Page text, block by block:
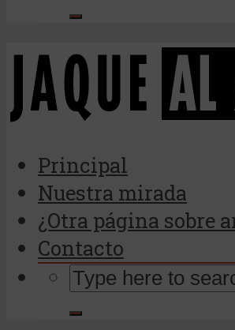
Principal
Nuestra mirada
¿Otra página sobre
Contacto